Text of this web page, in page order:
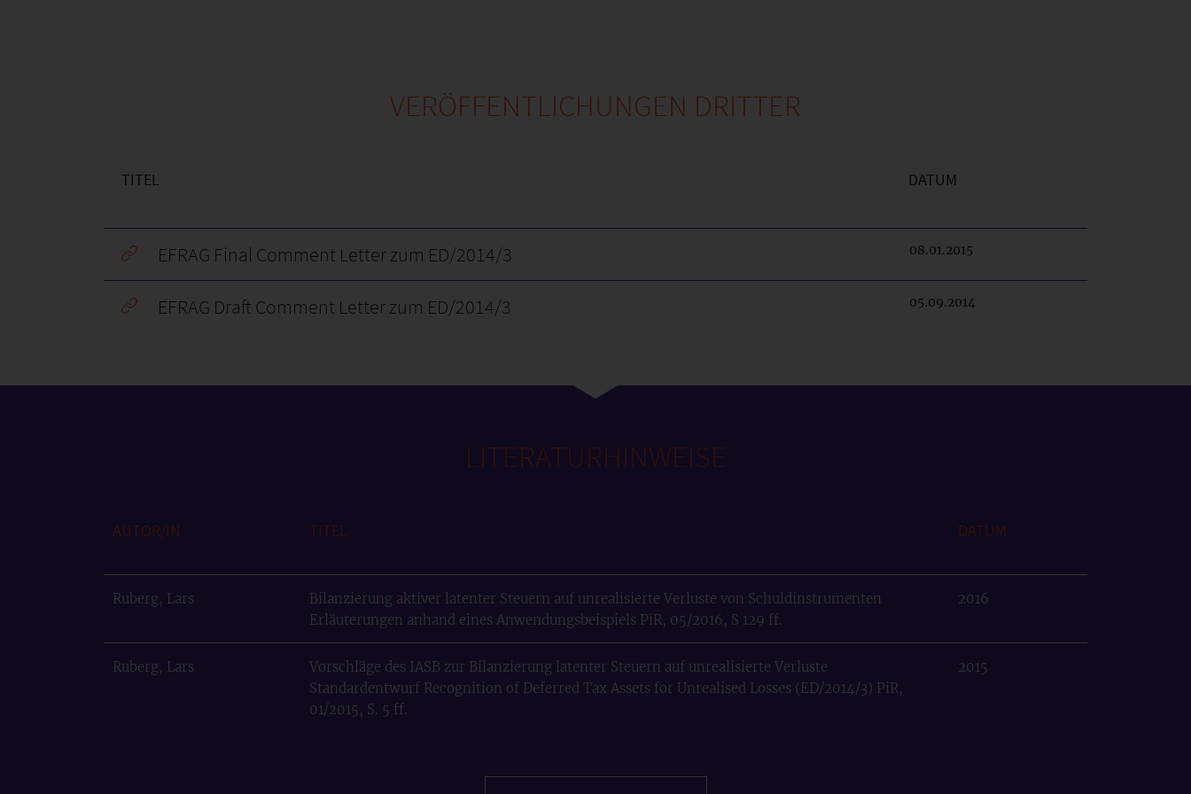
VERÖFFENTLICHUNGEN DRITTER
TITEL DATUM
EFRAG Final Comment Letter zum ED/2014/3 08.01.2015
EFRAG Draft Comment Letter zum ED/2014/3 05.09.2014
LITERATURHINWEISE
AUTOR/IN TITEL DATUM
Ruberg, Lars
Bilanzierung aktiver latenter Steuern auf unrealisierte Verluste von Schuldinstrumenten
Erläuterungen anhand eines Anwendungsbeispiels PiR, 05/2016, S 129 ff.
2016
Ruberg, Lars
Vorschläge des IASB zur Bilanzierung latenter Steuern auf unrealisierte Verluste
Standardentwurf Recognition of Deferred Tax Assets for Unrealised Losses (ED/2014/3) PiR,
01/2015, S. 5 ff.
2015